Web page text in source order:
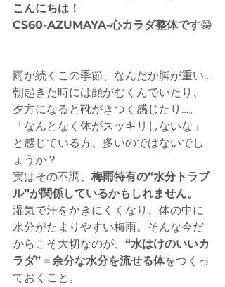
こんにちは！
CS60-AZUMAYA-心カラダ整体です😁
雨が続くこの季節、なんだか脚が重い…
朝起きた時には顔がむくんでいたり、
夕方になると靴がきつく感じたり…。
「なんとなく体がスッキリしないな」
と感じている方、多いのではないでし
ょうか？
実はその不調、 梅雨特有の“水分トラブ
ル”が関係しているかもしれません。
湿気で汗をかきにくくなり、体の中に
水分がたまりやすい梅雨。そんな今だ
からこそ大切なのが、 “水はけのいいカ
ラダ”＝余分な水分を流せる体をつくっ
ておくこと。